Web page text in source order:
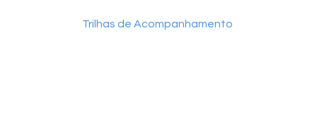
Trilhas de Acompanhamento